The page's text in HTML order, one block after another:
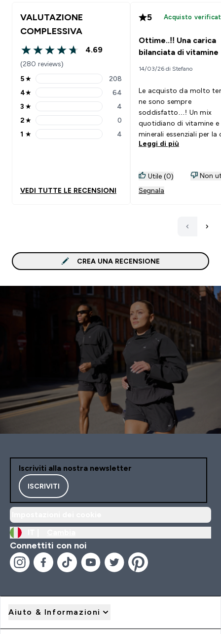
VALUTAZIONE
COMPLESSIVA
4.69 out of 5 stars
4.69
(280 reviews)
5 stars rating 208 reviews
5★ 208
4 stars rating 64 reviews
4★ 64
3 stars rating 4 reviews
3 ★ 4
2 stars rating 0 reviews
2★ 0
1 stars rating 4 reviews
1 ★ 4
VEDI TUTTE LE RECENSIONI
5 Acquisto
Ottime..!! Una carica
bilanciata di vitamine
14/03/26 di Stefano
Le acquisto da molto
ne sono sempre
soddisfatto…! Un mix
quotidiano di vitamine e
minerali essenziali per la
giornaliera
Leggi di più
Utile (0)
Non
Segnala
CREA UNA RECENSIONE
Iscriviti alla nostra newsletter
ISCRIVITI
Connettiti con noi
Aiuto & Informazioni